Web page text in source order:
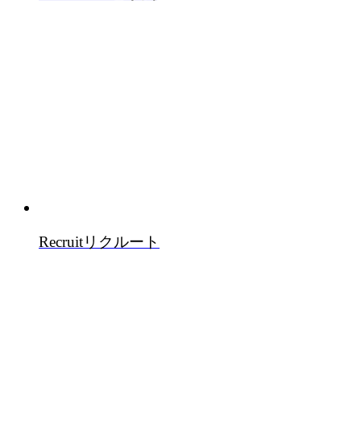
Recruitリクルート